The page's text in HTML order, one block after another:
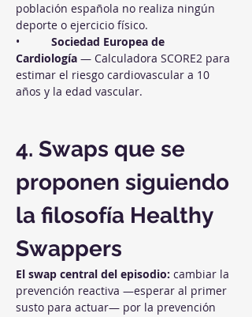
población española no realiza ningún
deporte o ejercicio físico.
• Sociedad Europea de
Cardiología — Calculadora SCORE2 para
estimar el riesgo cardiovascular a 10
años y la edad vascular.
4. Swaps que se
proponen siguiendo
la filosofía Healthy
Swappers
El swap central del episodio: cambiar la
prevención reactiva —esperar al primer
susto para actuar— por la prevención